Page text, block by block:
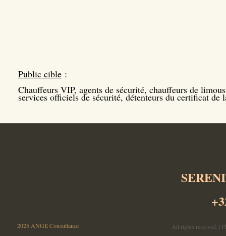
Public cible :
Chauffeurs VIP, agents de sécurité, chauffeurs de
services officiels de sécurité, détenteurs du certificat
2025 ANGE Consultance All rights reserved. |